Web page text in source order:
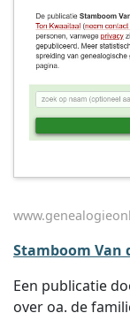
Stamboom Van
Een publicatie
over oa. de